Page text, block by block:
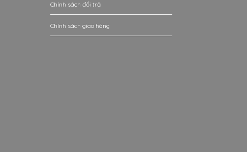
Chính sách đổi trả
Chính sách giao hàng